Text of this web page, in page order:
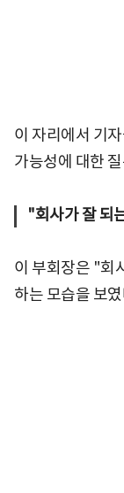
이 자리에서 기
가능성에 대한
"회사가 잘 되
이 부회장은 "회
하는 모습을 보